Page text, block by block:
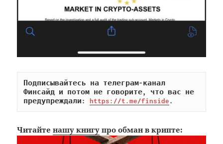
Подписывайтесь на телеграм-канал
Финсайд и потом не говорите, что вас не
предупреждали: https://t.me/finside.
Читайтенашу книгу про обман в крипте: